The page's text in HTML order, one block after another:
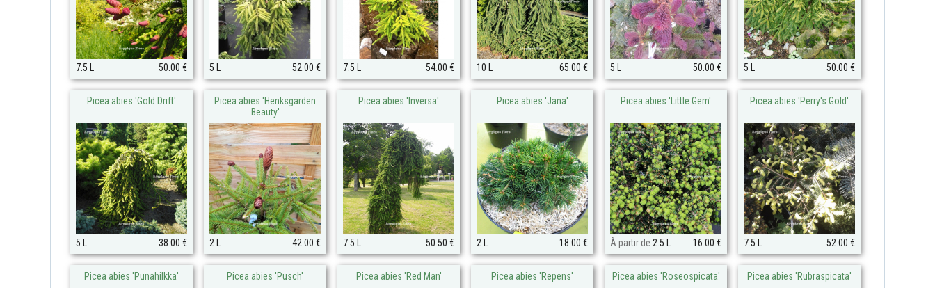
7.5 L 50.00 € 5 L 52.00 € 7.5 L 54.00 € 10 L 65.00 € 5 L 50.00 € 5 L 50.00 €
Picea abies 'Gold Drift'
5 L 38.00 €
Picea abies 'Henksgarden
Beauty'
2 L 42.00 €
Picea abies 'Inversa'
7.5 L 50.50 €
Picea abies 'Jana'
2 L 18.00 €
Picea abies 'Little Gem'
À partir de 2.5 L 16.00 €
Picea abies 'Perry's Gold'
7.5 L 52.00 €
Picea abies 'Punahilkka' Picea abies 'Pusch' Picea abies 'Red Man' Picea abies 'Repens' Picea abies 'Roseospicata' Picea abies 'Rubraspicata'